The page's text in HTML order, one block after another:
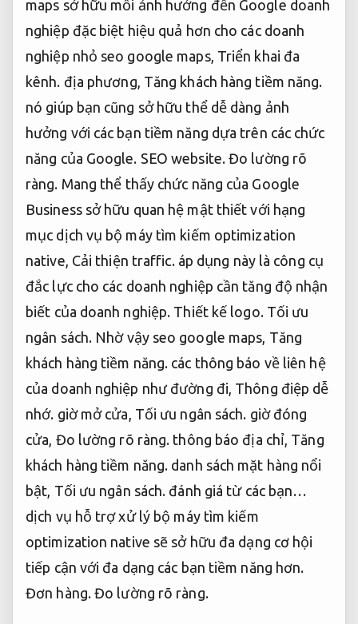
maps sở hữu mối ảnh hưởng đến Google doanh
nghiệp đặc biệt hiệu quả hơn cho các doanh
nghiệp nhỏ seo google maps, Triển khai đa
kênh. địa phương, Tăng khách hàng tiềm năng.
nó giúp bạn cũng sở hữu thể dễ dàng ảnh
hưởng với các bạn tiềm năng dựa trên các chức
năng của Google. SEO website. Đo lường rõ
ràng. Mang thể thấy chức năng của Google
Business sở hữu quan hệ mật thiết với hạng
mục dịch vụ bộ máy tìm kiếm optimization
native, Cải thiện traffic.áp dụng này là công cụ
đắc lực cho các doanh nghiệp cần tăng độ nhận
biết của doanh nghiệp. Thiết kế logo. Tối ưu
ngân sách. Nhờ vậy seo google maps, Tăng
khách hàng tiềm năng. các thông báo về liên hệ
của doanh nghiệp như đường đi, Thông điệp dễ
nhớ. giờ mở cửa, Tối ưu ngân sách. giờ đóng
cửa, Đo lường rõ ràng. thông báo địa chỉ, Tăng
khách hàng tiềm năng. danh sách mặt hàng nổi
bật, Tối ưu ngân sách. đánh giá từ các bạn…
dịch vụ hỗ trợ xử lý bộ máy tìm kiếm
optimization native sẽ sở hữu đa dạng cơ hội
tiếp cận với đa dạng các bạn tiềm năng hơn.
Đơn hàng. Đo lường rõ ràng.